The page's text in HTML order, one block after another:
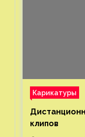
Карикатуры
клипов⁠⁠